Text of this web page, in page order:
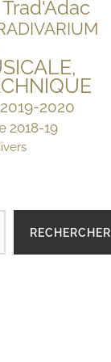
2020
2018-19
RECHERCHER